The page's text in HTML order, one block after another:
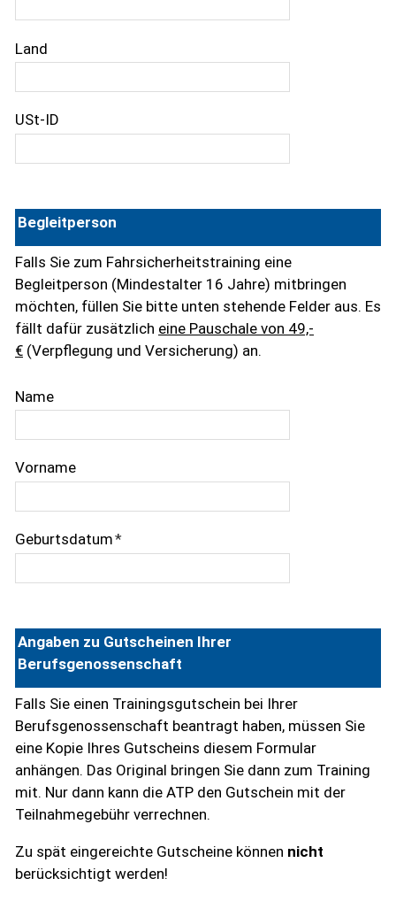
Land
USt-ID
Begleitperson
Falls Sie zum Fahrsicherheitstraining eine
Begleitperson (Mindestalter 16 Jahre) mitbringen
möchten, füllen Sie bitte unten stehende Felder aus. Es
fällt dafür zusätzlich eine Pauschale von 49,-
€ (Verpflegung und Versicherung) an.
Name
Vorname
Geburtsdatum*
Angaben zu Gutscheinen Ihrer
Berufsgenossenschaft
Falls Sie einen Trainingsgutschein bei Ihrer
Berufsgenossenschaft beantragt haben, müssen Sie
eine Kopie Ihres Gutscheins diesem Formular
anhängen. Das Original bringen Sie dann zum Training
mit. Nur dann kann die ATP den Gutschein mit der
Teilnahmegebühr verrechnen.
Zu spät eingereichte Gutscheine können nicht
berücksichtigt werden!